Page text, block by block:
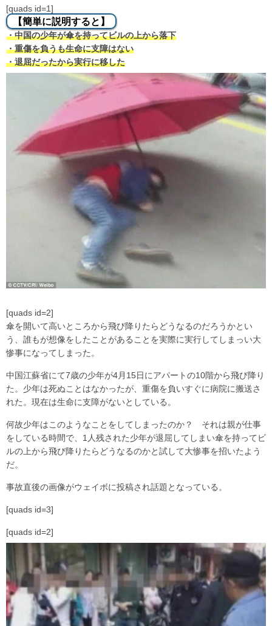
[quads id=1]
【簡単に説明すると】
・中国の少年が傘を持ってビルの上から落下
・重傷を負うも生命に支障はない
・退屈だったから実行に移した
[quads id=2]
傘を開いて高いところから飛び降りたらどうなるのだろうかとい
う、誰もが想像をしたことがあることを実際に実行してしまっい大
惨事になってしまった。
中国江蘇省にて7歳の少年が4月15日にアパートの10階から飛び降り
た。少年は死ぬことはなかったが、重傷を負いすぐに病院に搬送さ
れた。現在は生命に支障がないとしている。
何故少年はこのようなことをしてしまったのか？ それは親が仕事
をしている時間で、1人残された少年が退屈してしまい傘を持ってビ
ルの上から飛び降りたらどうなるのかと試して大惨事を招いたよう
だ。
事故直後の画像がウェイボに投稿され話題となっている。
[quads id=3]
[quads id=2]